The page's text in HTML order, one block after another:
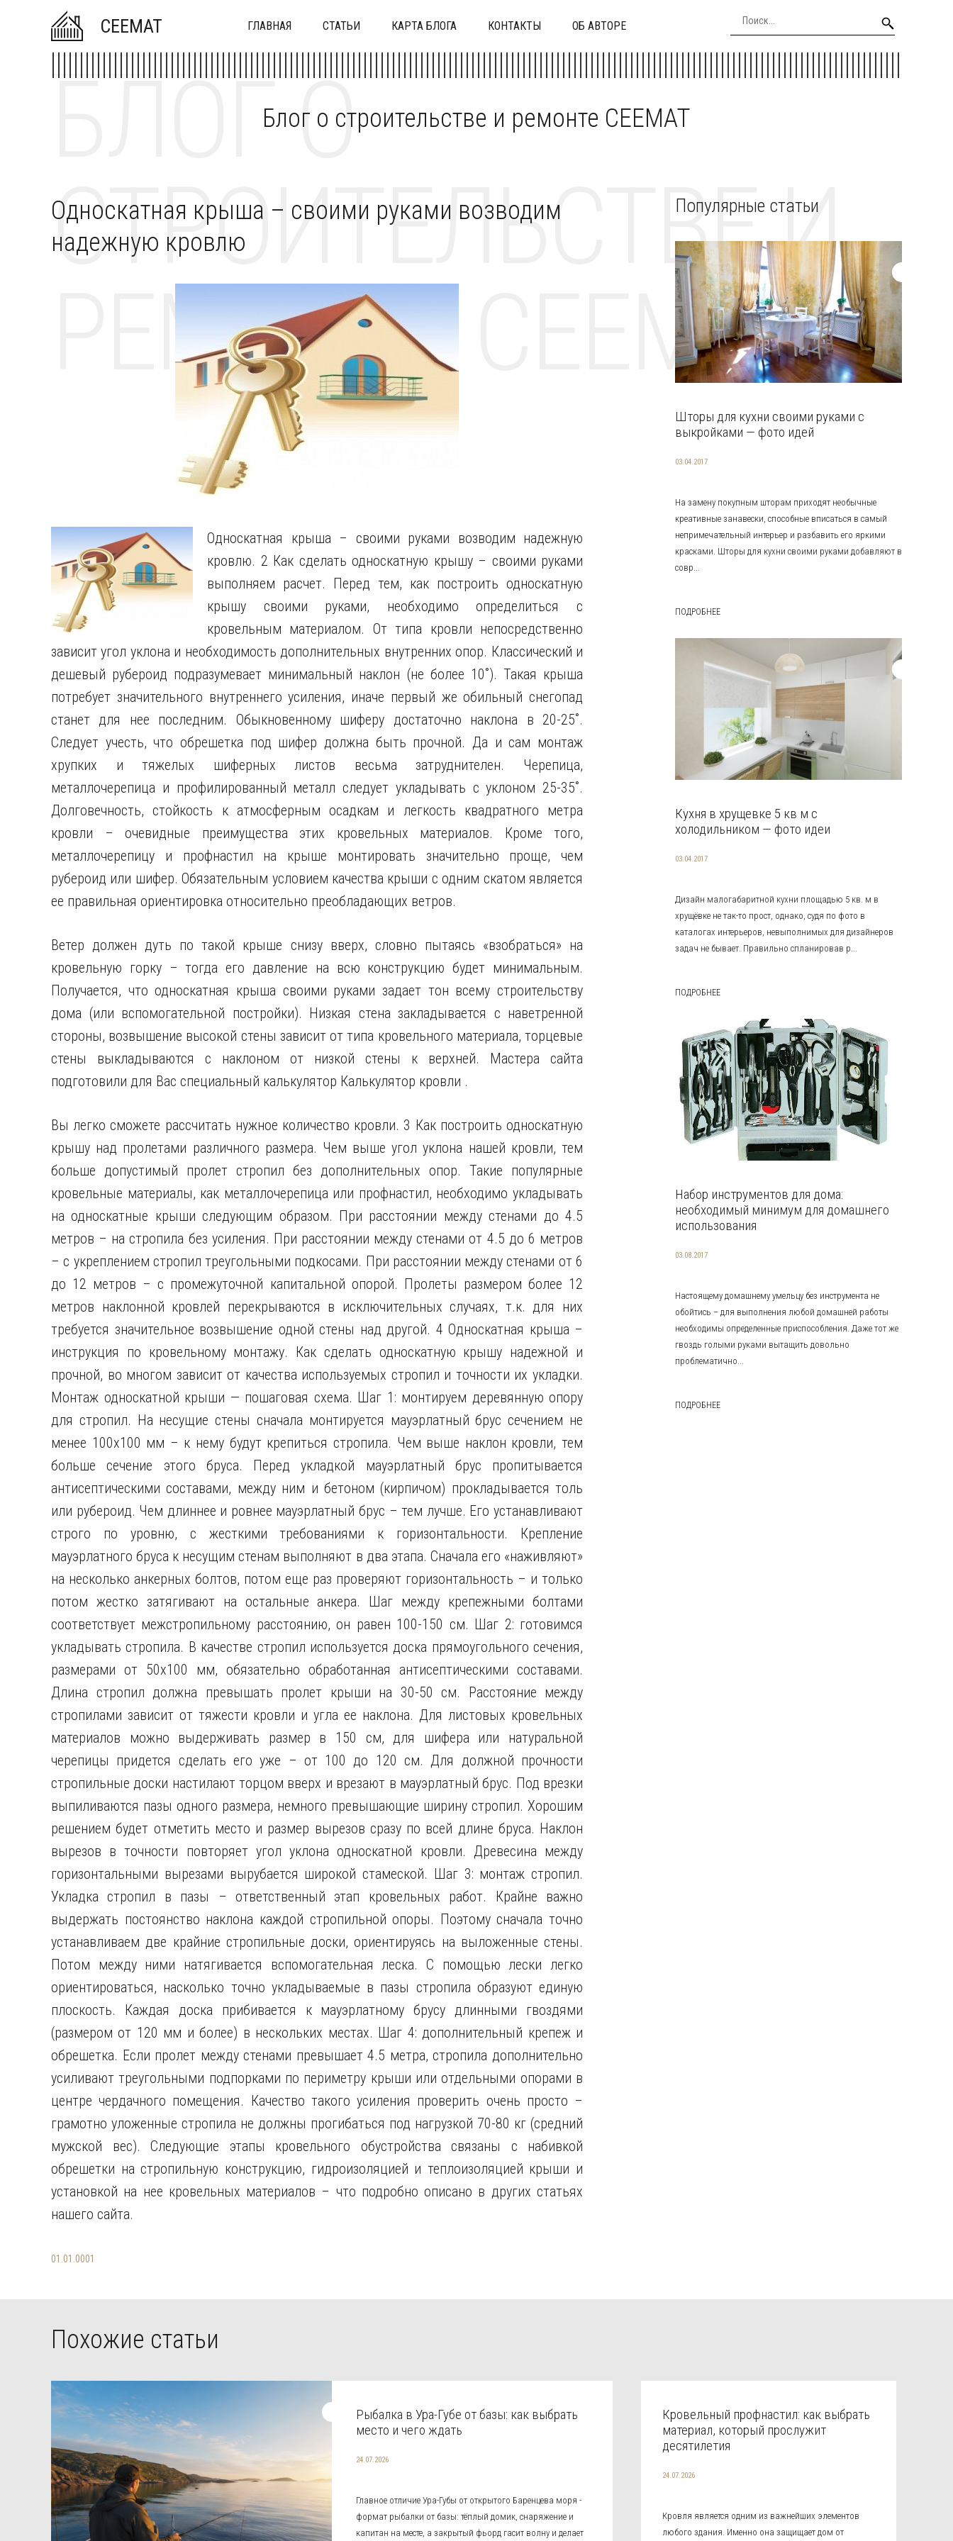
CEEMAT ГЛАВНАЯ СТАТЬИ КАРТА БЛОГА КОНТАКТЫ ОБ АВТОРЕ
Блог о строительстве и ремонте CEEMAT
БЛОГ О
СТРОИТЕЛЬСТВЕ И
РЕМОНТЕ CEEMAT
Односкатная крыша – своими руками возводим
надежную кровлю
Односкатная крыша – своими руками возводим надежную
кровлю. 2 Как сделать односкатную крышу – своими руками
выполняем расчет. Перед тем, как построить односкатную
крышу своими руками, необходимо определиться с
кровельным материалом. От типа кровли непосредственно
зависит угол уклона и необходимость дополнительных внутренних опор. Классический и
дешевый рубероид подразумевает минимальный наклон (не более 10˚). Такая крыша
потребует значительного внутреннего усиления, иначе первый же обильный снегопад
станет для нее последним. Обыкновенному шиферу достаточно наклона в 20-25˚.
Следует учесть, что обрешетка под шифер должна быть прочной. Да и сам монтаж
хрупких и тяжелых шиферных листов весьма затруднителен. Черепица,
металлочерепица и профилированный металл следует укладывать с уклоном 25-35˚.
Долговечность, стойкость к атмосферным осадкам и легкость квадратного метра
кровли – очевидные преимущества этих кровельных материалов. Кроме того,
металлочерепицу и профнастил на крыше монтировать значительно проще, чем
рубероид или шифер. Обязательным условием качества крыши с одним скатом является
ее правильная ориентировка относительно преобладающих ветров.
Ветер должен дуть по такой крыше снизу вверх, словно пытаясь «взобраться» на
кровельную горку – тогда его давление на всю конструкцию будет минимальным.
Получается, что односкатная крыша своими руками задает тон всему строительству
дома (или вспомогательной постройки). Низкая стена закладывается с наветренной
стороны, возвышение высокой стены зависит от типа кровельного материала, торцевые
стены выкладываются с наклоном от низкой стены к верхней. Мастера сайта
подготовили для Вас специальный калькулятор Калькулятор кровли .
Вы легко сможете рассчитать нужное количество кровли. 3 Как построить односкатную
крышу над пролетами различного размера. Чем выше угол уклона нашей кровли, тем
больше допустимый пролет стропил без дополнительных опор. Такие популярные
кровельные материалы, как металлочерепица или профнастил, необходимо укладывать
на односкатные крыши следующим образом. При расстоянии между стенами до 4.5
метров – на стропила без усиления. При расстоянии между стенами от 4.5 до 6 метров
– с укреплением стропил треугольными подкосами. При расстоянии между стенами от 6
до 12 метров – с промежуточной капитальной опорой. Пролеты размером более 12
метров наклонной кровлей перекрываются в исключительных случаях, т.к. для них
требуется значительное возвышение одной стены над другой. 4 Односкатная крыша –
инструкция по кровельному монтажу. Как сделать односкатную крышу надежной и
прочной, во многом зависит от качества используемых стропил и точности их укладки.
Монтаж односкатной крыши — пошаговая схема. Шаг 1: монтируем деревянную опору
для стропил. На несущие стены сначала монтируется мауэрлатный брус сечением не
менее 100х100 мм – к нему будут крепиться стропила. Чем выше наклон кровли, тем
больше сечение этого бруса. Перед укладкой мауэрлатный брус пропитывается
антисептическими составами, между ним и бетоном (кирпичом) прокладывается толь
или рубероид. Чем длиннее и ровнее мауэрлатный брус – тем лучше. Его устанавливают
строго по уровню, с жесткими требованиями к горизонтальности. Крепление
мауэрлатного бруса к несущим стенам выполняют в два этапа. Сначала его «наживляют»
на несколько анкерных болтов, потом еще раз проверяют горизонтальность – и только
потом жестко затягивают на остальные анкера. Шаг между крепежными болтами
соответствует межстропильному расстоянию, он равен 100-150 см. Шаг 2: готовимся
укладывать стропила. В качестве стропил используется доска прямоугольного сечения,
размерами от 50х100 мм, обязательно обработанная антисептическими составами.
Длина стропил должна превышать пролет крыши на 30-50 см. Расстояние между
стропилами зависит от тяжести кровли и угла ее наклона. Для листовых кровельных
материалов можно выдерживать размер в 150 см, для шифера или натуральной
черепицы придется сделать его уже – от 100 до 120 см. Для должной прочности
стропильные доски настилают торцом вверх и врезают в мауэрлатный брус. Под врезки
выпиливаются пазы одного размера, немного превышающие ширину стропил. Хорошим
решением будет отметить место и размер вырезов сразу по всей длине бруса. Наклон
вырезов в точности повторяет угол уклона односкатной кровли. Древесина между
горизонтальными вырезами вырубается широкой стамеской. Шаг 3: монтаж стропил.
Укладка стропил в пазы – ответственный этап кровельных работ. Крайне важно
выдержать постоянство наклона каждой стропильной опоры. Поэтому сначала точно
устанавливаем две крайние стропильные доски, ориентируясь на выложенные стены.
Потом между ними натягивается вспомогательная леска. С помощью лески легко
ориентироваться, насколько точно укладываемые в пазы стропила образуют единую
плоскость. Каждая доска прибивается к мауэрлатному брусу длинными гвоздями
(размером от 120 мм и более) в нескольких местах. Шаг 4: дополнительный крепеж и
обрешетка. Если пролет между стенами превышает 4.5 метра, стропила дополнительно
усиливают треугольными подпорками по периметру крыши или отдельными опорами в
центре чердачного помещения. Качество такого усиления проверить очень просто –
грамотно уложенные стропила не должны прогибаться под нагрузкой 70-80 кг (средний
мужской вес). Следующие этапы кровельного обустройства связаны с набивкой
обрешетки на стропильную конструкцию, гидроизоляцией и теплоизоляцией крыши и
установкой на нее кровельных материалов – что подробно описано в других статьях
нашего сайта.
01.01.0001
Популярные статьи
Шторы для кухни своими руками с
выкройками — фото идей
03.04.2017
На замену покупным шторам приходят необычные
креативные занавески, способные вписаться в самый
непримечательный интерьер и разбавить его яркими
красками. Шторы для кухни своими руками добавляют в
совр...
ПОДРОБНЕЕ
Кухня в хрущевке 5 кв м с
холодильником — фото идеи
03.04.2017
Дизайн малогабаритной кухни площадью 5 кв. м в
хрущёвке не так-то прост, однако, судя по фото в
каталогах интерьеров, невыполнимых для дизайнеров
задач не бывает. Правильно спланировав р...
ПОДРОБНЕЕ
Набор инструментов для дома:
необходимый минимум для домашнего
использования
03.08.2017
Настоящему домашнему умельцу без инструмента не
обойтись – для выполнения любой домашней работы
необходимы определенные приспособления. Даже тот же
гвоздь голыми руками вытащить довольно
проблематично...
ПОДРОБНЕЕ
Похожие статьи
Рыбалка в Ура-Губе от базы: как выбрать
место и чего ждать
24.07.2026
Главное отличие Ура-Губы от открытого Баренцева моря -
формат рыбалки от базы: тёплый домик, снаряжение и
капитан на месте, а закрытый фьорд гасит волну и делает
Кровельный профнастил: как выбрать
материал, который прослужит
десятилетия
24.07.2026
Кровля является одним из важнейших элементов
любого здания. Именно она защищает дом от